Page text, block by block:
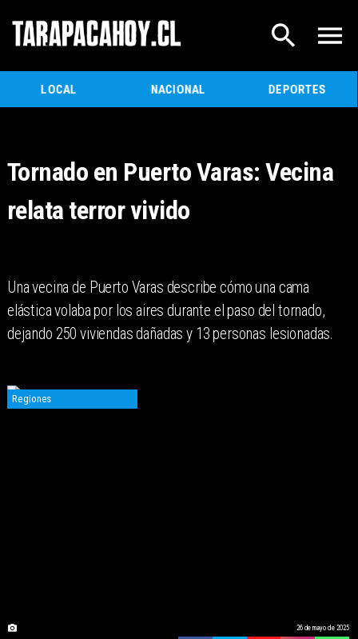
LOCAL NACIONAL DEPORTES
Tornado en Puerto Varas: Vecina
relata terror vivido
Una vecina de Puerto Varas describe cómo una cama
elástica volaba por los aires durante el paso del tornado,
dejando 250 viviendas dañadas y 13 personas lesionadas.
Regiones
26 de mayo de 2025